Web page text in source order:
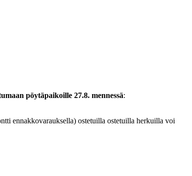
pöytäpaikoille 27.8. mennessä:
ennakkovarauksella) ostetuilla ostetuilla herkuilla voi